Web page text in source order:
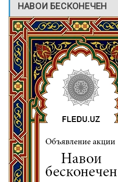
НАВОИ БЕСКОНЕЧЕН